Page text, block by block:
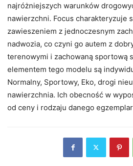
najróżniejszych warunków
nawierzchni. Focus charakteryzuje
zawieszeniem z jednoczesnym
nadwozia, co czyni go autem z
terenowymi i zachowaną sportową
elementem tego modelu są
Normalny, Sportowy, Eko, drogi
nawierzchnia. Ich obecność w
od ceny i rodzaju danego